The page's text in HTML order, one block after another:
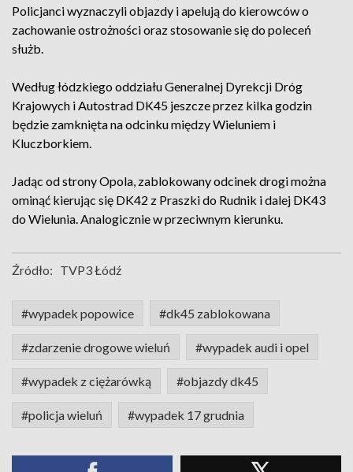
Policjanci wyznaczyli objazdy i apelują do kierowców o
zachowanie ostrożności oraz stosowanie się do poleceń
służb.
Według łódzkiego oddziału Generalnej Dyrekcji Dróg
Krajowych i Autostrad DK45 jeszcze przez kilka godzin
będzie zamknięta na odcinku między Wieluniem i
Kluczborkiem.
Jadąc od strony Opola, zablokowany odcinek drogi można
ominąć kierując się DK42 z Praszki do Rudnik i dalej DK43
do Wielunia. Analogicznie w przeciwnym kierunku.
Źródło: TVP3 Łódź
#wypadek popowice #dk45 zablokowana
#zdarzenie drogowe wieluń #wypadek audi i opel
#wypadek z ciężarówką #objazdy dk45
#policja wieluń #wypadek 17 grudnia